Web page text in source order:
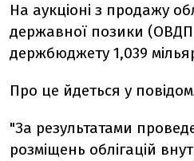
На аукціоні з продажу
державної позики
держбюджету 1,039
Про це йдеться у
"За результатами
розміщень облігацій